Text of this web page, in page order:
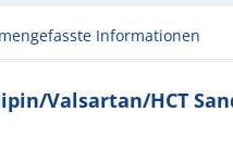
Informationen
Valsartan/HCT